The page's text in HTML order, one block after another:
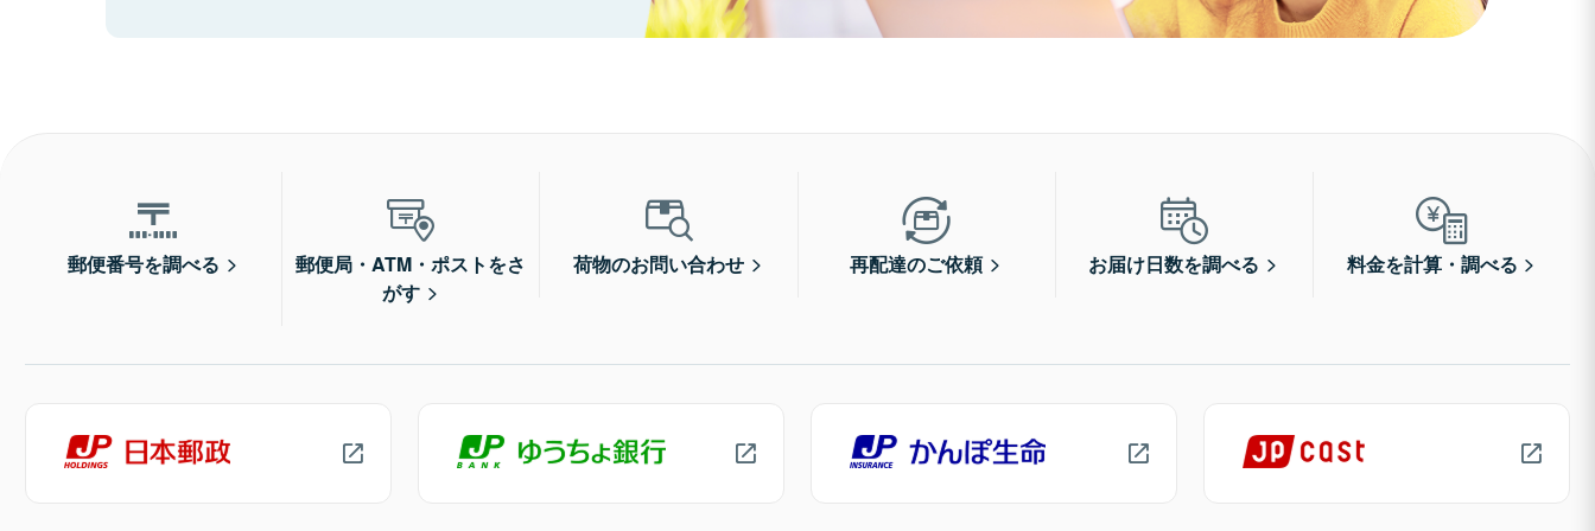
郵便番号を調べる
郵便局・ATM・ポストをさ
がす
荷物のお問い合わせ 再配達のご依頼 お届け日数を調べる 料金を計算・調べる